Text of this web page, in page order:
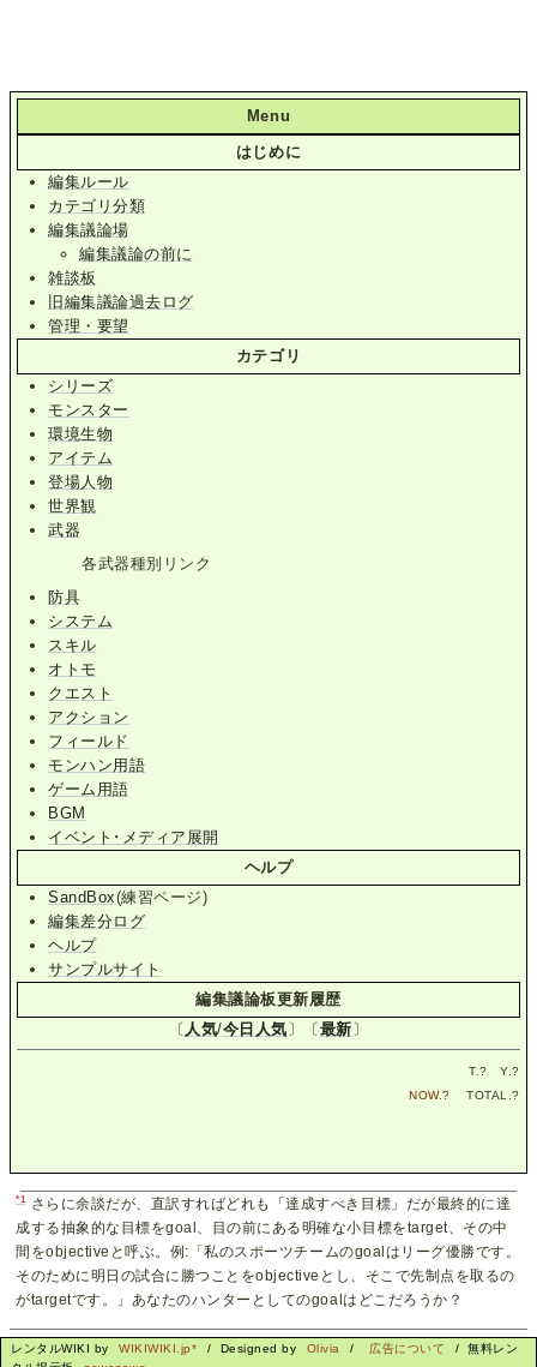
Menu
はじめに
編集ルール
カテゴリ分類
編集議論場
編集議論の前に
雑談板
旧編集議論過去ログ
管理・要望
カテゴリ
シリーズ
モンスター
環境生物
アイテム
登場人物
世界観
武器
各武器種別リンク
防具
システム
スキル
オトモ
クエスト
アクション
フィールド
モンハン用語
ゲーム用語
BGM
イベント･メディア展開
ヘルプ
SandBox(練習ページ)
編集差分ログ
ヘルプ
サンプルサイト
編集議論板更新履歴
〔 人気/今日人気〕〔最新〕
T.? Y.?
NOW.? TOTAL.?
*1
さらに余談だが、直訳すればどれも「達成すべき目標」だが最終的に達
成する抽象的な目標をgoal、目の前にある明確な小目標をtarget、その中
間をobjectiveと呼ぶ。例:「私のスポーツチームのgoalはリーグ優勝です。
そのために明日の試合に勝つことをobjectiveとし、そこで先制点を取るの
がtargetです。」あなたのハンターとしてのgoalはどこだろうか？
レンタルWIKI by WIKIWIKI.jp* / Designed by Olivia / 広告について
/ 無料レン